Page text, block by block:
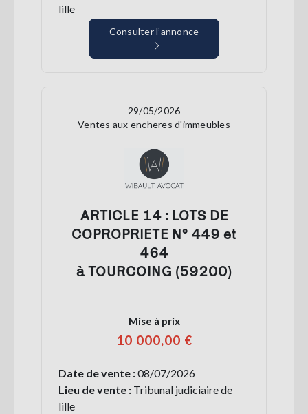
lille
Consulter l’annonce
29/05/2026
Ventes aux encheres d'immeubles
ARTICLE 14 : LOTS DE
COPROPRIETE N° 449 et
464
à TOURCOING (59200)
Mise à prix
10 000,00 €
Date de vente :08/07/2026
Lieu de vente : Tribunal judiciaire de
lille